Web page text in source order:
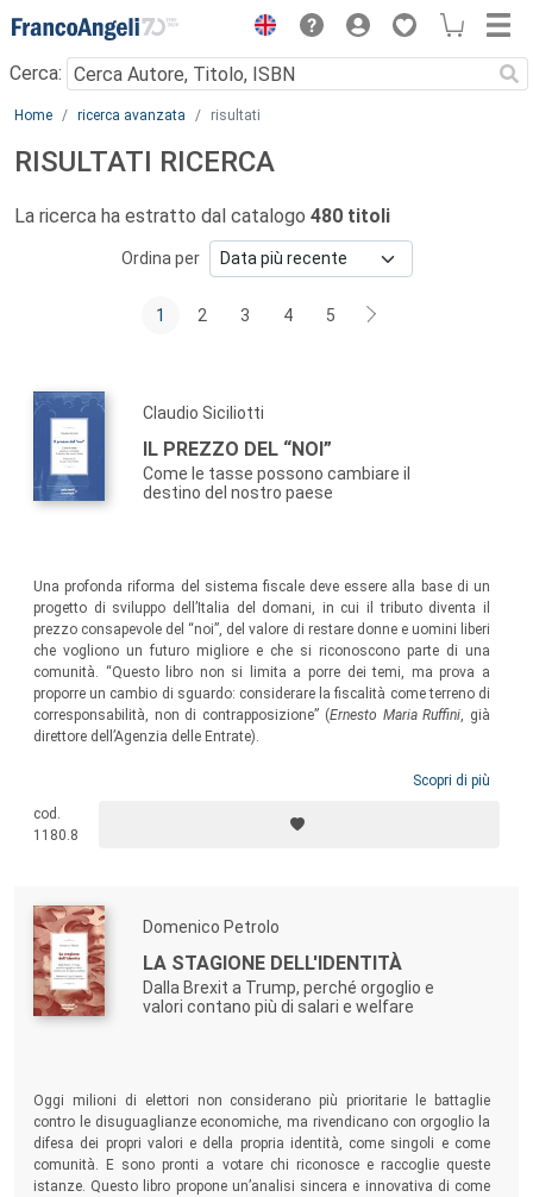
Menu
Cerca:
Main content
Home ricerca avanzata risultati
RISULTATI RICERCA
La ricerca ha estratto dal catalogo 480 titoli
Ordina per
1 2 3 4 5
Claudio Siciliotti
IL PREZZO DEL “NOI”
Come le tasse possono cambiare il
destino del nostro paese
Una profonda riforma del sistema fiscale deve essere alla base di un
progetto di sviluppo dell’Italia del domani, in cui il tributo diventa il
prezzo consapevole del “noi”, del valore di restare donne e uomini liberi
che vogliono un futuro migliore e che si riconoscono parte di una
comunità. “Questo libro non si limita a porre dei temi, ma prova a
proporre un cambio di sguardo: considerare la fiscalità come terreno di
corresponsabilità, non di contrapposizione” (Ernesto Maria Ruffini, già
direttore dell’Agenzia delle Entrate).
Scopri di più
cod.
1180.8
Domenico Petrolo
LA STAGIONE DELL'IDENTITÀ
Dalla Brexit a Trump, perché orgoglio e
valori contano più di salari e welfare
Oggi milioni di elettori non considerano più prioritarie le battaglie
contro le disuguaglianze economiche, ma rivendicano con orgoglio la
difesa dei propri valori e della propria identità, come singoli e come
comunità. E sono pronti a votare chi riconosce e raccoglie queste
istanze. Questo libro propone un’analisi sincera e innovativa di come